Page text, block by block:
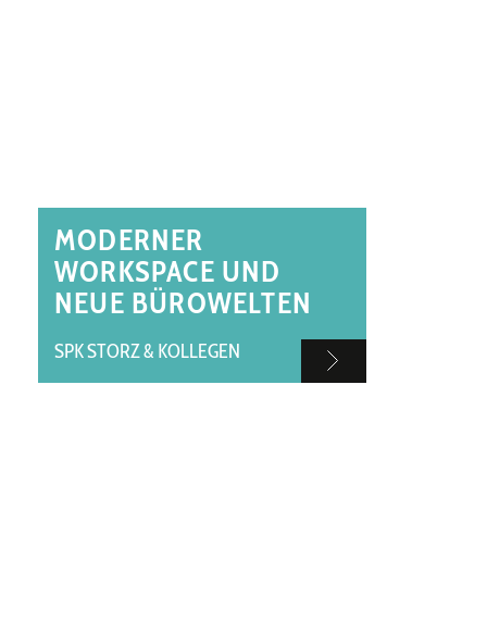
MODERNER
WORKSPACE UND
NEUE BÜROWELTEN
SPK STORZ & KOLLEGEN